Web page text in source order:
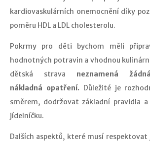
kardiovaskulárních onemocnění díky
poměru HDL a LDL cholesterolu.
Pokrmy pro děti bychom měli
hodnotných potravin a vhodnou
dětská strava neznamená
nákladná opatření.Důležité je
směrem, dodržovat základní pravidla
jídelníčku.
Dalších aspektů, které musí